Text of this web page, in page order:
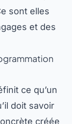
sont elles
et des
ce qu’un
doit savoir
créée